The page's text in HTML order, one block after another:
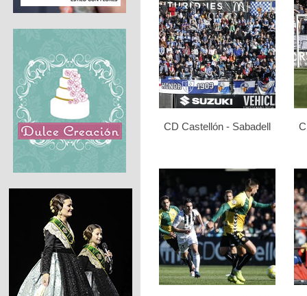
CD Castellón - Sabadell